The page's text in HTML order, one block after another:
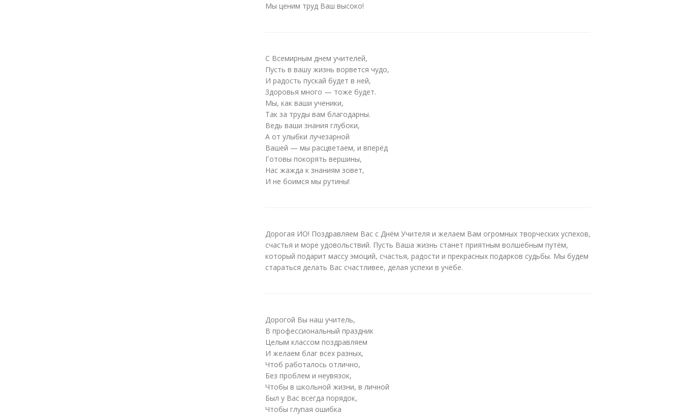
Мы ценим труд Ваш высоко!
С Всемирным днем учителей,
Пусть в вашу жизнь ворвется чудо,
И радость пускай будет в ней,
Здоровья много — тоже будет.
Мы, как ваши ученики,
Так за труды вам благодарны.
Ведь ваши знания глубоки,
А от улыбки лучезарной
Вашей — мы расцветаем, и вперёд
Готовы покорять вершины,
Нас жажда к знаниям зовет,
И не боимся мы рутины!
Дорогая ИО! Поздравляем Вас с Днём Учителя и желаем Вам огромных творческих успехов,
счастья и море удовольствий. Пусть Ваша жизнь станет приятным волшебным путём,
который подарит массу эмоций, счастья, радости и прекрасных подарков судьбы. Мы будем
стараться делать Вас счастливее, делая успехи в учёбе.
Дорогой Вы наш учитель,
В профессиональный праздник
Целым классом поздравляем
И желаем благ всех разных,
Чтоб работалось отлично,
Без проблем и неувязок,
Чтобы в школьной жизни, в личной
Был у Вас всегда порядок,
Чтобы глупая ошибка